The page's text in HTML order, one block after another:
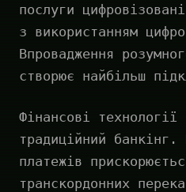
послуги
з використанням
Впровадження
створює найбільш
Фінансові технології
традиційний банкінг.
платежів
транскордонних